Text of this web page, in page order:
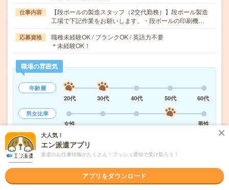
仕事内容
【段ボールの製造スタッフ（2交代勤務）】段ボール製造
工場で下記作業をお願いします。・段ボールの印刷機…
応募資格
職種未経験OK / ブランクOK / 英語力不要
＊未経験OK！
職場の雰囲気
年齢層
20代
30代 40代 50代
60代
男女比率
女性
男性
応募へ進む
大人気！
エン派遣アプリ
派遣のお仕事情報がたくさん！プッシュ通知で受け取ろう！
アプリをダウンロード